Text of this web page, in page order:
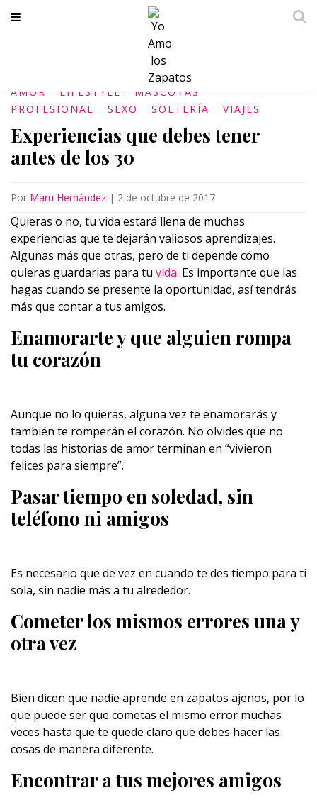
AMOR LIFESTYLE
MASCOTAS
PROFESIONAL
SEXO SOLTERÍA VIAJES
Experiencias que debes tener
antes de los 30
Por Maru Hernández | 2 de octubre de 2017
Quieras o no, tu vida estará llena de muchas
experiencias que te dejarán valiosos aprendizajes.
Algunas más que otras, pero de ti depende cómo
quieras guardarlas para tu vida. Es importante que las
hagas cuando se presente la oportunidad, así tendrás
más que contar a tus amigos.
Enamorarte y que alguien rompa
tu corazón
Aunque no lo quieras, alguna vez te enamorarás y
también te romperán el corazón. No olvides que no
todas las historias de amor terminan en “vivieron
felices para siempre”.
Pasar tiempo en soledad, sin
teléfono ni amigos
Es necesario que de vez en cuando te des tiempo para ti
sola, sin nadie más a tu alrededor.
Cometer los mismos errores una y
otra vez
Bien dicen que nadie aprende en zapatos ajenos, por lo
que puede ser que cometas el mismo error muchas
veces hasta que te quede claro que debes hacer las
cosas de manera diferente.
Encontrar a tus mejores amigos